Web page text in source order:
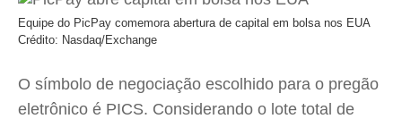
Equipe do PicPay comemora abertura de capital em bolsa nos EUA
Crédito: Nasdaq/Exchange
O símbolo de negociação escolhido para o pregão
eletrônico é PICS. Considerando o lote total de